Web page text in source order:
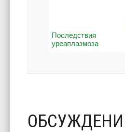
Последствия
уреаплазмоза